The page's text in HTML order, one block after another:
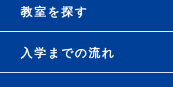
教室を探す
入学までの流れ